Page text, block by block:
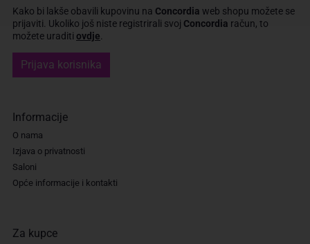
Kako bi lakše obavili kupovinu na Concordia web shopu možete se
prijaviti. Ukoliko još niste registrirali svoj Concordia račun, to
možete uraditi ovdje
Prijava korisnika
Informacije
O nama
Izjava o privatnosti
Saloni
Opće informacije i kontakti
Za kupce